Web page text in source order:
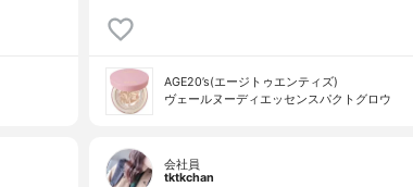
AGE20’s(エージトゥエンティズ)
ヴェールヌーディエッセンスパクトグロウ
会社員
tktkchan